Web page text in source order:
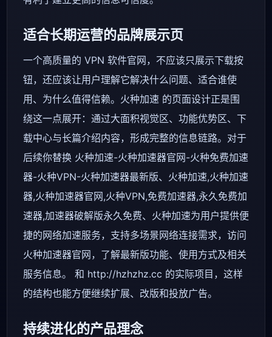
适合长期运营的品牌展示页
一个高质量的 VPN 软件官网，不应该只展示下载按
钮，还应该让用户理解它解决什么问题、适合谁使
用、为什么值得信赖。火种加速 的页面设计正是围
绕这一点展开：通过大面积视觉区、功能优势区、下
载中心与长篇介绍内容，形成完整的信息链路。对于
后续你替换 火种加速-火种加速器官网-火种免费加速
器-火种VPN-火种加速器最新版、火种加速,火种加速
器,火种加速器官网,火种VPN,免费加速器,永久免费加
速器,加速器破解版永久免费、火种加速为用户提供便
捷的网络加速服务，支持多场景网络连接需求，访问
火种加速器官网，了解最新版功能、使用方式及相关
服务信息。 和 http://hzhzhz.cc 的实际项目，这样
的结构也能方便继续扩展、改版和投放广告。
持续进化的产品理念